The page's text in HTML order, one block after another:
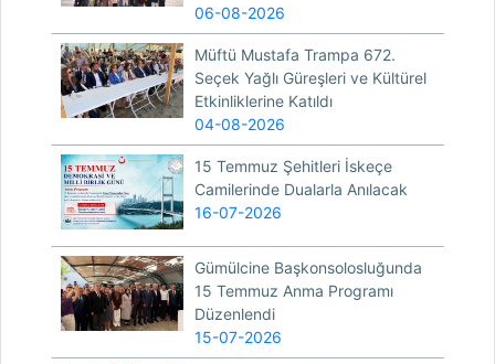
06-08-2026
Müftü Mustafa Trampa 672.
Seçek Yağlı Güreşleri ve Kültürel
Etkinliklerine Katıldı
04-08-2026
15 Temmuz Şehitleri İskeçe
Camilerinde Dualarla Anılacak
16-07-2026
Gümülcine Başkonsolosluğunda
15 Temmuz Anma Programı
Düzenlendi
15-07-2026